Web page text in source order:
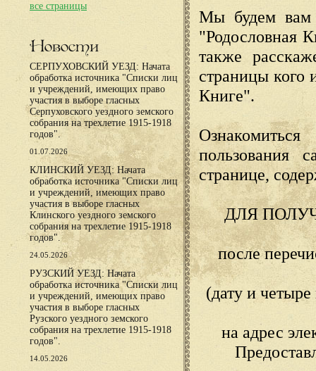
все страницы
Новости
СЕРПУХОВСКИЙ УЕЗД: Начата
обработка источника "Списки лиц
и учреждений, имеющих право
участия в выборе гласных
Серпуховского уездного земского
собрания на трехлетие 1915-1918
годов".
01.07.2026
КЛИНСКИЙ УЕЗД: Начата
обработка источника "Списки лиц
и учреждений, имеющих право
участия в выборе гласных
Клинского уездного земского
собрания на трехлетие 1915-1918
годов".
24.05.2026
РУЗСКИЙ УЕЗД: Начата
обработка источника "Списки лиц
и учреждений, имеющих право
участия в выборе гласных
Рузского уездного земского
собрания на трехлетие 1915-1918
годов".
14.05.2026
Мы будем вам
"Родословная
также
страницы кого
Книге".
пользования
странице,
ДЛЯ
после
(дату и
на адрес